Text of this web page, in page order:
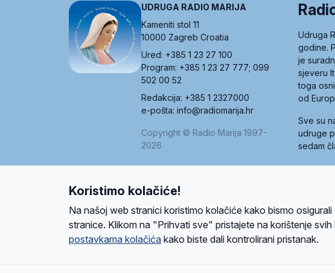
UDRUGA RADIO MARIJA
Kameniti stol 11
10000 Zagreb Croatia
Ured: +385 1 23 27 100
Program: +385 1 23 27 777; 099
502 00 52
Redakcija: +385 1 2327000
e-pošta: info@radiomarija.hr
Copyright © Radio Marija 1997-
2026
Udruga
godine.
je
sjeveru
toga
od
Sve su
udruge
sedam
Ova stranica je zaštićena Google reCAPTCHA sustavom
Koristimo kolačiće!
Na našoj web stranici koristimo kolačiće kako bismo
stranice. Klikom na "Prihvati sve" pristajete na korištenje
postavkama kolačića kako biste dali kontrolirani pristanak.